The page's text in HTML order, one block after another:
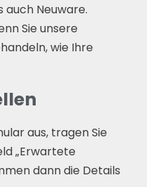
Neuware.
Sie unsere
wie Ihre
aus, tragen Sie
„Erwartete
dann die Details